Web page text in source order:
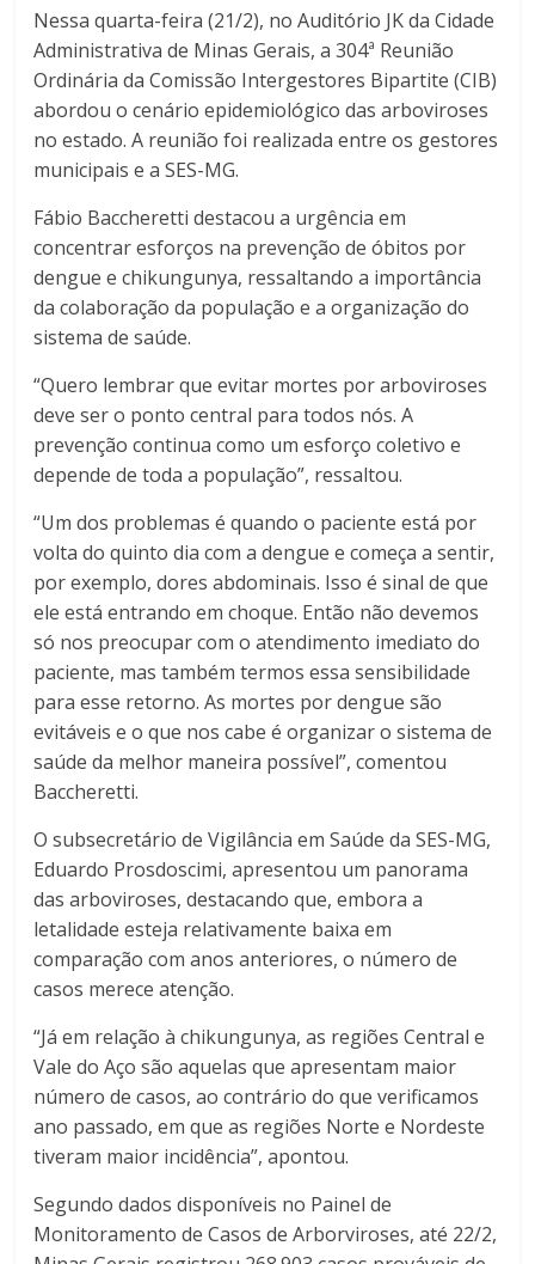
Nessa quarta-feira (21/2), no Auditório JK da Cidade
Administrativa de Minas Gerais, a 304ª Reunião
Ordinária da Comissão Intergestores Bipartite (CIB)
abordou o cenário epidemiológico das arboviroses
no estado. A reunião foi realizada entre os gestores
municipais e a SES-MG.
Fábio Baccheretti destacou a urgência em
concentrar esforços na prevenção de óbitos por
dengue e chikungunya, ressaltando a importância
da colaboração da população e a organização do
sistema de saúde.
“Quero lembrar que evitar mortes por arboviroses
deve ser o ponto central para todos nós. A
prevenção continua como um esforço coletivo e
depende de toda a população”, ressaltou.
“Um dos problemas é quando o paciente está por
volta do quinto dia com a dengue e começa a sentir,
por exemplo, dores abdominais. Isso é sinal de que
ele está entrando em choque. Então não devemos
só nos preocupar com o atendimento imediato do
paciente, mas também termos essa sensibilidade
para esse retorno. As mortes por dengue são
evitáveis e o que nos cabe é organizar o sistema de
saúde da melhor maneira possível”, comentou
Baccheretti.
O subsecretário de Vigilância em Saúde da SES-MG,
Eduardo Prosdoscimi, apresentou um panorama
das arboviroses, destacando que, embora a
letalidade esteja relativamente baixa em
comparação com anos anteriores, o número de
casos merece atenção.
“Já em relação à chikungunya, as regiões Central e
Vale do Aço são aquelas que apresentam maior
número de casos, ao contrário do que verificamos
ano passado, em que as regiões Norte e Nordeste
tiveram maior incidência”, apontou.
Segundo dados disponíveis no Painel de
Monitoramento de Casos de Arborviroses, até 22/2,